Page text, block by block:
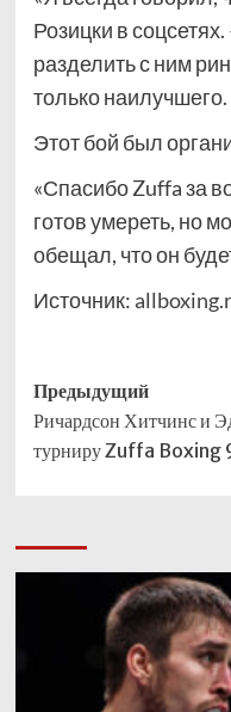
Розицки в
разделить с ним
только
Этот бой был
«Спасибо Zuffa за
готов умереть, но
обещал, что он
Источник:
Навигация
записи
Предыдущий
Ричардсон Хитчинс и
турниру Zuffa Boxing